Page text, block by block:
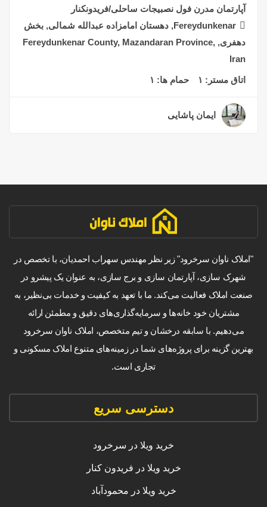
آپارتمان مدرن فول نصبیجات ساحلی/فریدونکنار
Fereydunkenar, دهستان امامزاده عبدالله شمالی, بخش
دهفری, Fereydunkenar County, Mazandaran Province,
Iran
اتاق مستر: ۱ حمام ها: ۱
ایمان پاشایی
"املاک ناوان سرخرود" زیر نظر مهندس سهراب احمدیان، با تخصص در
شهرک سازی، آپارتمان سازی و برج سازی، به عنوان یک پیشرو در
صنعت املاک فعالیت می‌کند. ما با تعهد به کیفیت و خدمات بی‌نظیر، به
مشتریان خود خانه‌ها و سرمایه‌گذاری‌های دقیق و مطمئن ارائه
می‌دهیم. با سابقه درخشان و تیم متخصص، املاک ناوان سرخرود
بهترین گزینه برای پروژه‌های شما در زمینه‌های متنوع املاک مسکونی و
تجاری است.
دسترسی سریع
خرید ویلا در سرخرود
خرید ویلا در فریدون کنار
خرید ویلا در محمودآباد